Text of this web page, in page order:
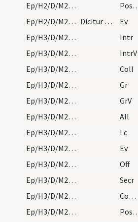
Ep/H2/D/M2/Mass Propers
Ep/H2/D/M2/Mass Propers
Dicitur Credo. Ev
Ep/H3/D/M2/Mass Propers
Intr
Ep/H3/D/M2/Mass Propers
IntrV
Ep/H3/D/M2/Mass Propers
Coll
Ep/H3/D/M2/Mass Propers
Gr
Ep/H3/D/M2/Mass Propers
GrV
Ep/H3/D/M2/Mass Propers
All
Ep/H3/D/M2/Mass Propers
Lc
Ep/H3/D/M2/Mass Propers
Ev
Ep/H3/D/M2/Mass Propers
Off
Ep/H3/D/M2/Mass Propers
Secr
Ep/H3/D/M2/Mass Propers
Comm
Ep/H3/D/M2/Mass Propers